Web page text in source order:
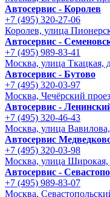
Автосервис - Королев
+7 (495) 320-27-06
Королев, улица
Автосервис -
+7 (495) 989-83-41
Москва, улица Ткацкая,
Автосервис - Бутово
+7 (495) 320-03-97
Москва, Чечёрский
Автосервис -
+7 (495) 320-46-43
Москва, улица
Автосервис
+7 (495) 320-03-98
Москва, улица Широкая,
Автосервис -
+7 (495) 989-83-07
Москва,